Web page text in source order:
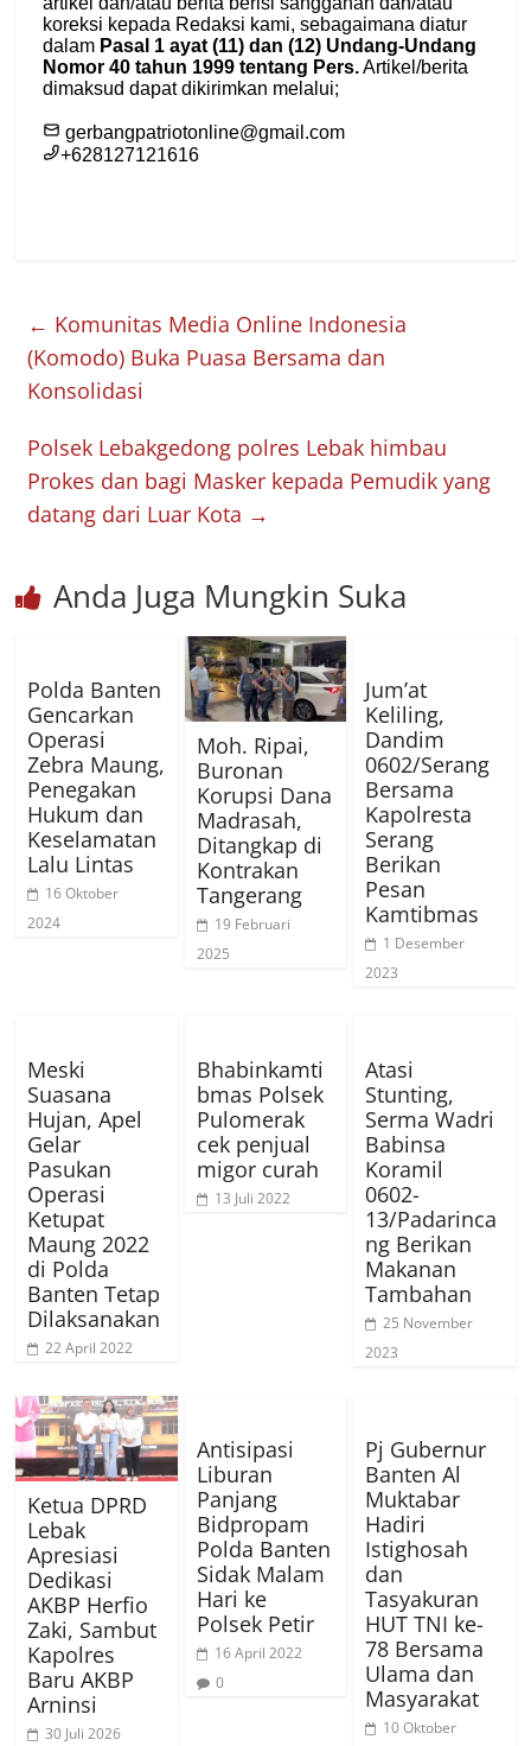
← Komunitas Media Online Indonesia
(Komodo) Buka Puasa Bersama dan
Konsolidasi
Polsek Lebakgedong polres Lebak himbau
Prokes dan bagi Masker kepada Pemudik yang
datang dari Luar Kota →
Anda Juga Mungkin Suka
Polda Banten
Gencarkan
Operasi
Zebra Maung,
Penegakan
Hukum dan
Keselamatan
Lalu Lintas
16 Oktober
2024
Moh. Ripai,
Buronan
Korupsi Dana
Madrasah,
Ditangkap di
Kontrakan
Tangerang
19 Februari
2025
Jum’at
Keliling,
Dandim
0602/Serang
Bersama
Kapolresta
Serang
Berikan
Pesan
Kamtibmas
1 Desember
2023
Meski
Suasana
Hujan, Apel
Gelar
Pasukan
Operasi
Ketupat
Maung 2022
di Polda
Banten Tetap
Dilaksanakan
22 April 2022
Bhabinkamti
bmas Polsek
Pulomerak
cek penjual
migor curah
13 Juli 2022
Atasi
Stunting,
Serma Wadri
Babinsa
Koramil
0602-
13/Padarinca
ng Berikan
Makanan
Tambahan
25 November
2023
Ketua DPRD
Lebak
Apresiasi
Dedikasi
AKBP Herfio
Zaki, Sambut
Kapolres
Baru AKBP
Arninsi
30 Juli 2026
Antisipasi
Liburan
Panjang
Bidpropam
Polda Banten
Sidak Malam
Hari ke
Polsek Petir
16 April 2022
0
Pj Gubernur
Banten Al
Muktabar
Hadiri
Istighosah
dan
Tasyakuran
HUT TNI ke-
78 Bersama
Ulama dan
Masyarakat
10 Oktober